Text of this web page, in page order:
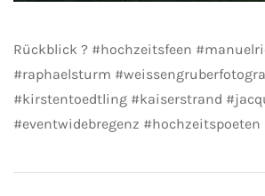
Rückblick ? #hochzeitsfeen
#raphaelsturm
#kirstentoedtling #kaiserstrand
#eventwidebregenz #hochzeitspoeten